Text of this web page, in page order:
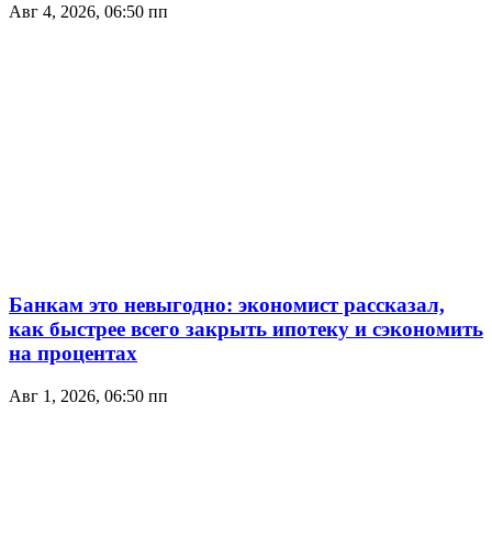
Авг 4, 2026, 06:50 пп
Банкам это невыгодно: экономист рассказал,
как быстрее всего закрыть ипотеку и сэкономить
на процентах
Авг 1, 2026, 06:50 пп